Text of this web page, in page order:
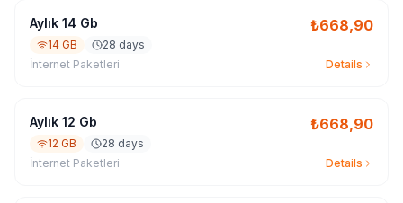
Aylık 14 Gb ₺668,90
14 GB
28 days
İnternet Paketleri
Details
Aylık 12 Gb ₺668,90
12 GB
28 days
İnternet Paketleri
Details